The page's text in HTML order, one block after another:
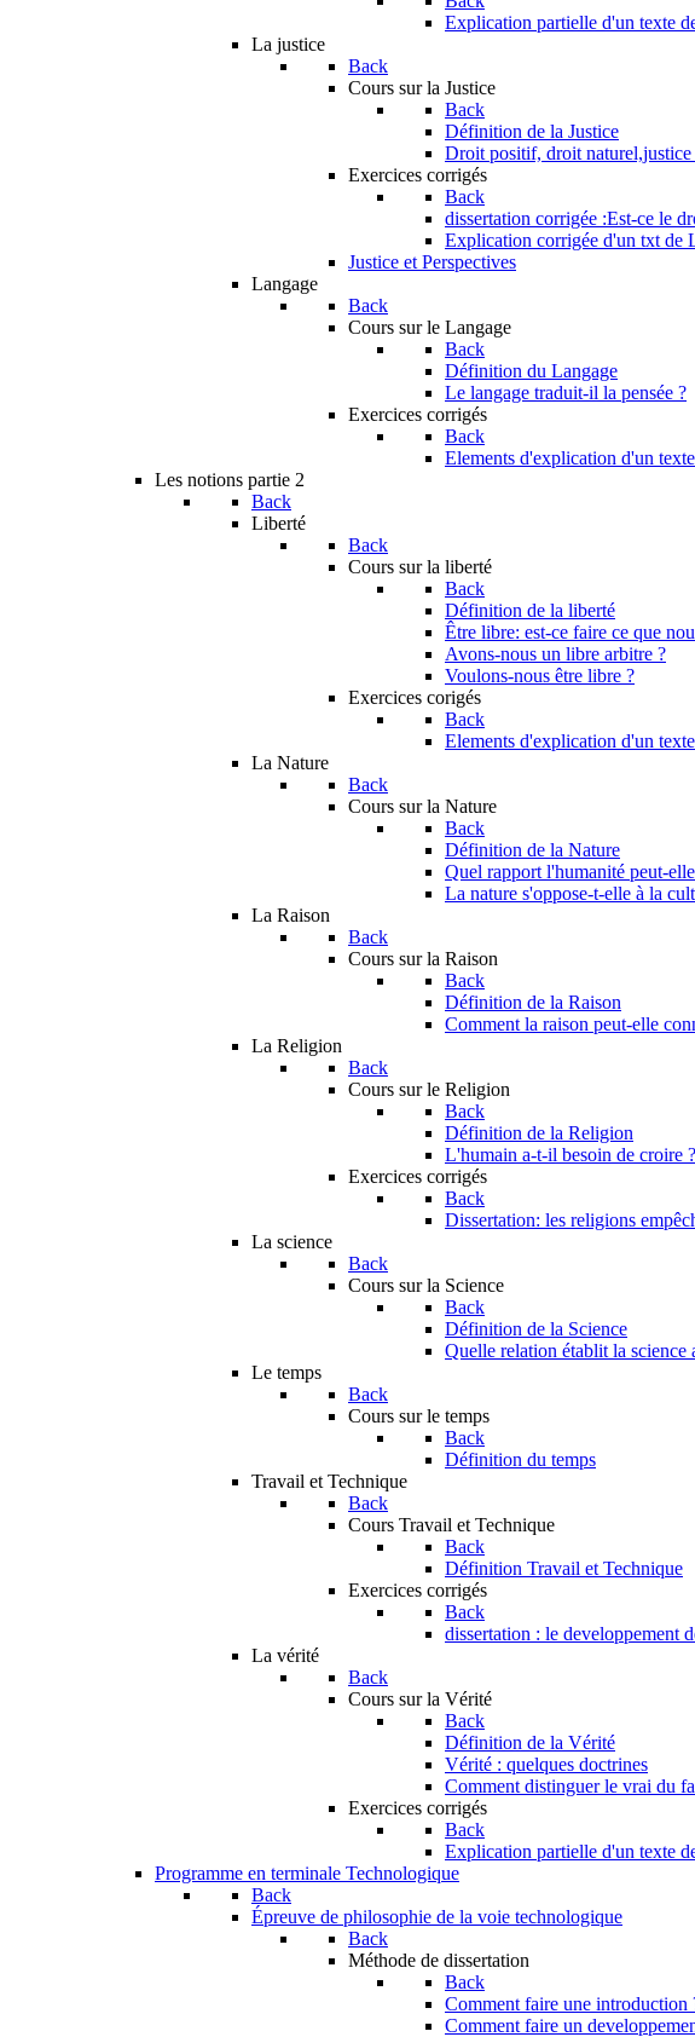
Explication partielle d'un texte
La justice
Back
Cours sur la Justice
Back
Définition de la Justice
Droit positif, droit naturel,justice
Exercices corrigés
Back
dissertation corrigée :Est-ce le
Explication corrigée d'un txt de
Justice et Perspectives
Langage
Back
Cours sur le Langage
Back
Définition du Langage
Le langage traduit-il la pensée ?
Exercices corrigés
Back
Elements d'explication d'un
Les notions partie 2
Back
Liberté
Back
Cours sur la liberté
Back
Définition de la liberté
Être libre: est-ce faire ce que
Avons-nous un libre arbitre ?
Voulons-nous être libre ?
Exercices corigés
Back
Elements d'explication d'un
La Nature
Back
Cours sur la Nature
Back
Définition de la Nature
Quel rapport l'humanité peut-
La nature s'oppose-t-elle à la
La Raison
Back
Cours sur la Raison
Back
Définition de la Raison
Comment la raison peut-elle
La Religion
Back
Cours sur le Religion
Back
Définition de la Religion
L'humain a-t-il besoin de croire ?
Exercices corrigés
Back
Dissertation: les religions
La science
Back
Cours sur la Science
Back
Définition de la Science
Quelle relation établit la science
Le temps
Back
Cours sur le temps
Back
Définition du temps
Travail et Technique
Back
Cours Travail et Technique
Back
Définition Travail et Technique
Exercices corrigés
Back
dissertation : le developpement
La vérité
Back
Cours sur la Vérité
Back
Définition de la Vérité
Vérité : quelques doctrines
Comment distinguer le vrai du
Exercices corrigés
Back
Explication partielle d'un texte
Programme en terminale Technologique
Back
Épreuve de philosophie de la voie technologique
Back
Méthode de dissertation
Back
Comment faire une introduction
Comment faire un